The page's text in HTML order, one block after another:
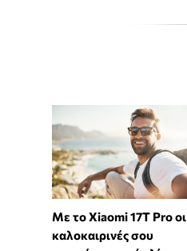
Με το Xiaomi 17T Pro οι
καλοκαιρινές σου